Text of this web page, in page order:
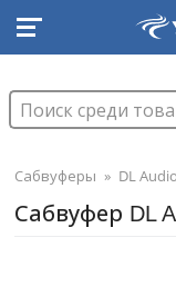
Сабвуферы » DL
Сабвуфер DL